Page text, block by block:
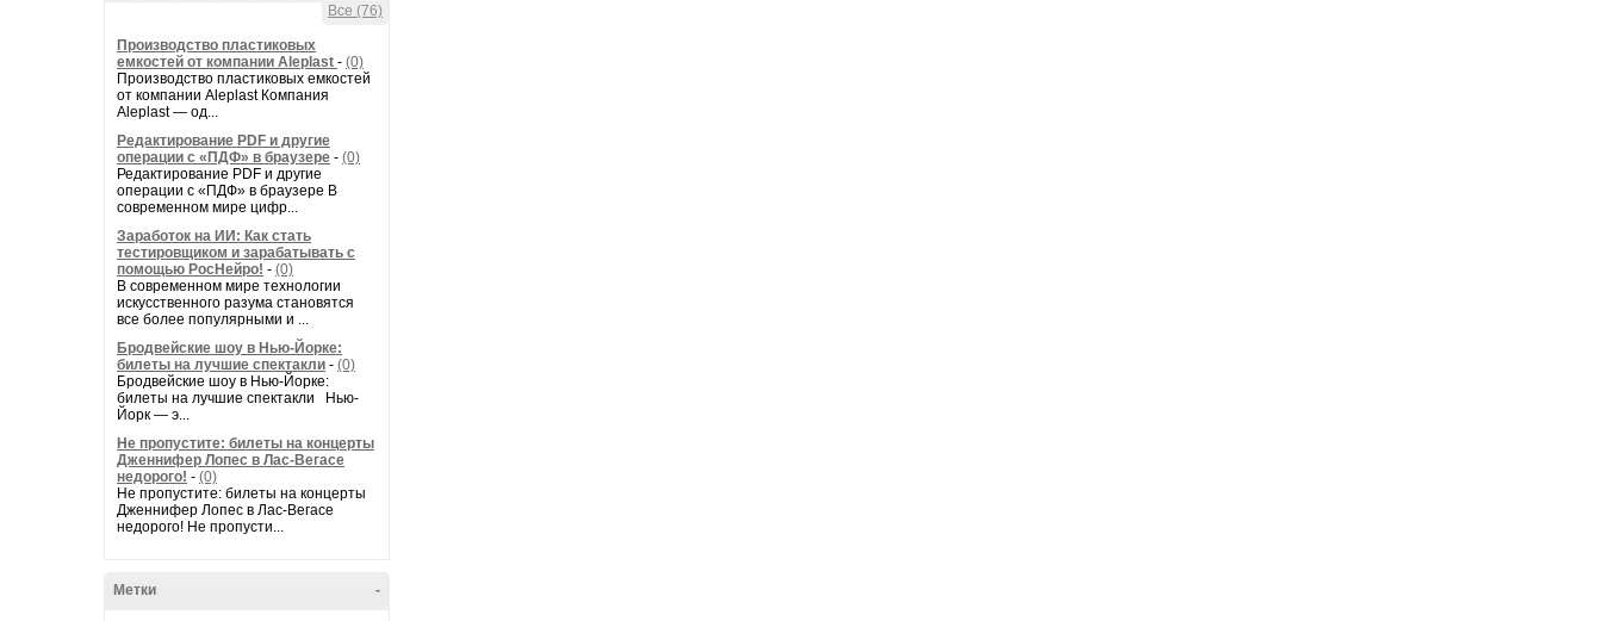
Все (76)
Производство пластиковых
емкостей от компании Aleplast - (0)
Производство пластиковых емкостей
от компании Aleplast Компания
Aleplast — од...
Редактирование PDF и другие
операции с «ПДФ» в браузере - (0)
Редактирование PDF и другие
операции с «ПДФ» в браузере В
современном мире цифр...
Заработок на ИИ: Как стать
тестировщиком и зарабатывать с
помощью РосНейро! - (0)
В современном мире технологии
искусственного разума становятся
все более популярными и ...
Бродвейские шоу в Нью-Йорке:
билеты на лучшие спектакли - (0)
Бродвейские шоу в Нью-Йорке:
билеты на лучшие спектакли Нью-
Йорк — э...
Не пропустите: билеты на концерты
Дженнифер Лопес в Лас-Вегасе
недорого! - (0)
Не пропустите: билеты на концерты
Дженнифер Лопес в Лас-Вегасе
недорого! Не пропусти...
-
Метки